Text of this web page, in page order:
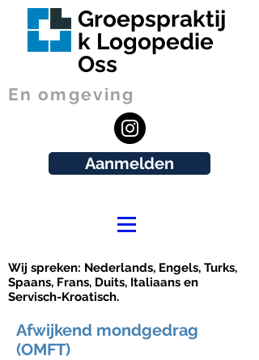
Groepspraktij
k Logopedie
Oss
En omgeving
Aanmelden
Wij spreken: Nederlands, Engels, Turks,
Spaans, Frans, Duits, Italiaans en
Servisch-Kroatisch.
Afwijkend mondgedrag
(OMFT)